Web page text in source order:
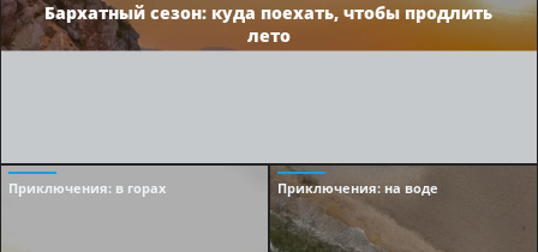
Бархатный сезон: куда поехать, чтобы продлить
лето
Приключения: в горах Приключения: на воде